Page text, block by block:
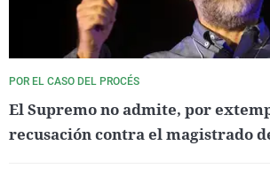
POR EL CASO DEL PROCÉS
El Supremo no admite, por
recusación contra el magistrado